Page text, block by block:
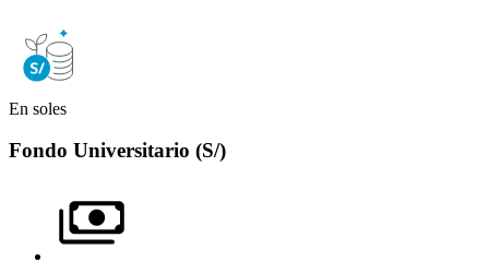
En soles
Fondo Universitario (S/)